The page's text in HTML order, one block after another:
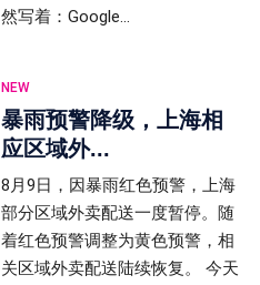
然写着：Google...
NEW
暴雨预警降级，上海相
应区域外...
8月9日，因暴雨红色预警，上海
部分区域外卖配送一度暂停。随
着红色预警调整为黄色预警，相
关区域外卖配送陆续恢复。 今天